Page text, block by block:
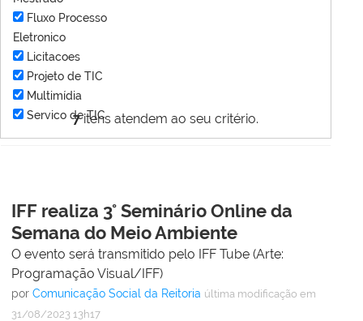
7itens atendem ao seu critério.
Fluxo Processo
Eletronico
Licitacoes
Projeto de TIC
Multimídia
Servico de TIC
IFF realiza 3° Seminário Online da
Semana do Meio Ambiente
O evento será transmitido pelo IFF Tube (Arte:
Programação Visual/IFF)
por Comunicação Social da Reitoria última modificação em
31/08/2023 13h17